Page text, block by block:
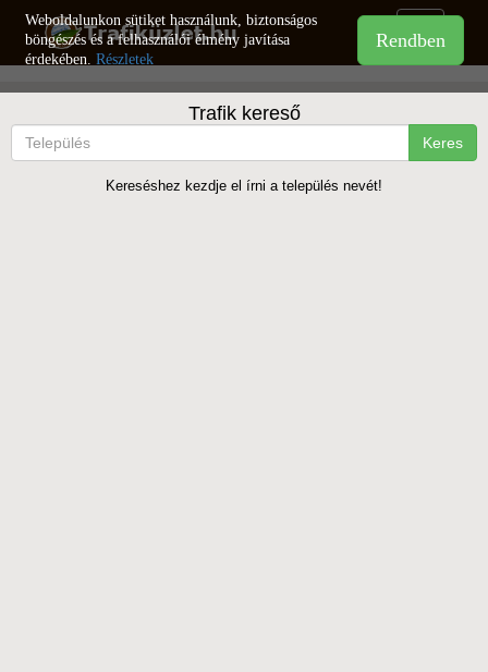
Weboldalunkon sütiket használunk, biztonságos
böngészés és a felhasználói élmény javítása
érdekében. Részletek
navigation
Trafik kereső
Keres
Kereséshez kezdje el írni a település nevét!